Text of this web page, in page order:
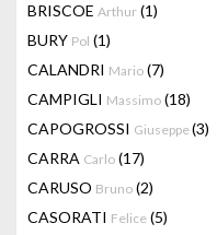
BRISCOE Arthur (1)
BURY Pol (1)
CALANDRI Mario (7)
CAMPIGLI Massimo (18)
CAPOGROSSI Giuseppe(3)
CARRA Carlo (17)
CARUSO Bruno (2)
CASORATI Felice (5)